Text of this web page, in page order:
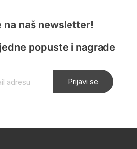
na naš newsletter!
popuste i nagrade
Prijavi se